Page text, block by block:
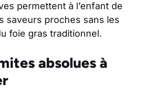
permettent à l’enfant de
saveurs proches sans les
foie gras traditionnel.
absolues à